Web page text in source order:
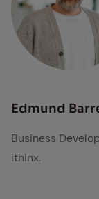
Edmund
Business
ithinx.